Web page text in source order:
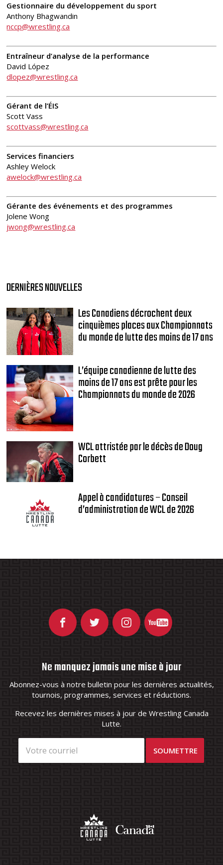
Gestionnaire du développement du sport
Anthony Bhagwandin
nccp@wrestling.ca
Entraîneur d’analyse de la performance
David López
dlopez@wrestling.ca
Gérant de l’ÉIS
Scott Vass
scottvass@wrestling.ca
Services financiers
Ashley Welock
awelock@wrestling.ca
Gérante des événements et des programmes
Jolene Wong
jwong@wrestling.ca
DERNIÈRES NOUVELLES
Les Canadiens décrochent deux
cinquièmes places aux Championnats
du monde de lutte des moins de 17 ans
L’équipe canadienne de lutte des
moins de 17 ans est prête pour les
Championnats du monde de 2026
WCL attristée par le décès de Doug
Corbett
Appel à candidatures – Conseil
d’administration de WCL de 2026
Ne manquez jamais une mise à jour
Abonnez-vous à notre bulletin pour les dernières actualités,
tournois, programmes, services et réductions.
Recevez les dernières mises à jour de Wrestling Canada
Lutte.